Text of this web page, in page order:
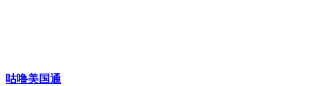
咕噜美国通